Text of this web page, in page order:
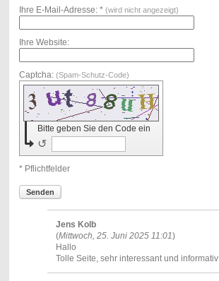
Ihre E-Mail-Adresse: * (wird nicht angezeigt)
Ihre Website:
Captcha: (Spam-Schutz-Code)
Bitte geben Sie den Code ein
↺
* Pflichtfelder
Senden
Jens Kolb
(Mittwoch, 25. Juni 2025 11:01)
Hallo
Tolle Seite, sehr interessant und informativ